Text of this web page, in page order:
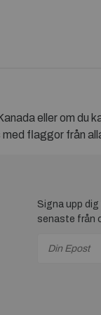
eller om du
flaggor från
Signa upp
senaste från